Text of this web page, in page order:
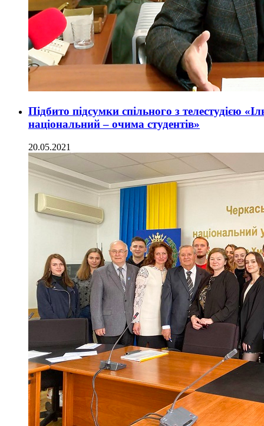
Підбито підсумки спільного з телестудією
національний – очима студентів»
20.05.2021